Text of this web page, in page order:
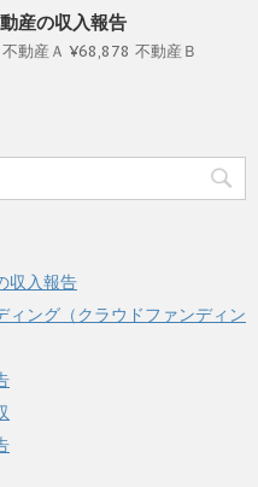
産の収入報告
動産Ａ ¥68,878 不動産Ｂ
収入報告
ング（クラウドファンディン